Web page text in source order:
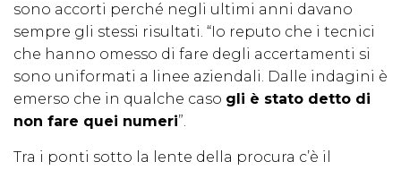
sono accorti perché negli ultimi anni davano
sempre gli stessi risultati. “Io reputo che i tecnici
che hanno omesso di fare degli accertamenti si
sono uniformati a linee aziendali. Dalle indagini è
emerso che in qualche caso gli è stato detto di
non fare quei numeri”.
Tra i ponti sotto la lente della procura c’è il